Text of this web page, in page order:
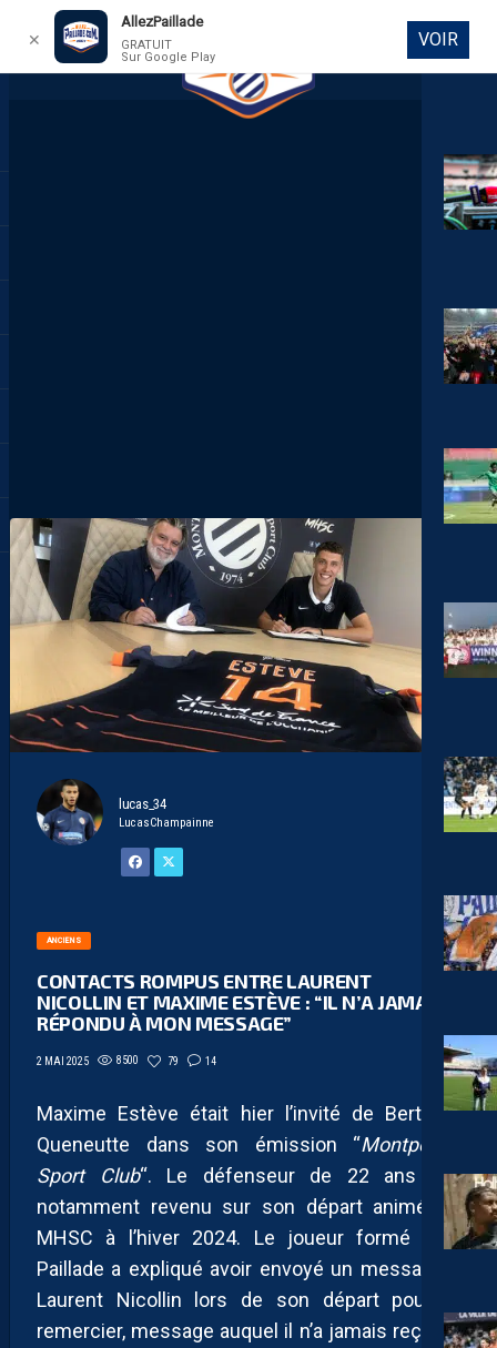
DIRECT
lucas_34
LucasChampainne
ANCIENS
CONTACTS ROMPUS ENTRE LAURENT
NICOLLIN ET MAXIME ESTÈVE : “IL N’A JAMAIS
RÉPONDU À MON MESSAGE”
2 MAI 2025 8500 79 14
Maxime Estève était hier l’invité de Bertrand
Queneutte dans son émission “Montpellier
Sport Club“. Le défenseur de 22 ans est
notamment revenu sur son départ animé du
MHSC à l’hiver 2024. Le joueur formé à la
Paillade a expliqué avoir envoyé un message à
Laurent Nicollin lors de son départ pour le
remercier, message auquel il n’a jamais reçu de
✕
AllezPaillade
GRATUIT
Sur Google Play
VOIR